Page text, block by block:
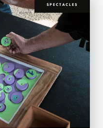
SPECTACLES